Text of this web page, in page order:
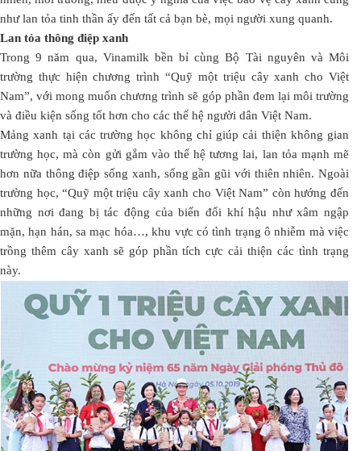
như lan tỏa tinh thần ấy đến tất cả bạn bè, mọi người xung quanh.
Lan tỏa thông điệp xanh
Trong 9 năm qua, Vinamilk bền bỉ cùng Bộ Tài nguyên và Môi
trường thực hiện chương trình “Quỹ một triệu cây xanh cho Việt
Nam”, với mong muốn chương trình sẽ góp phần đem lại môi trường
và điều kiện sống tốt hơn cho các thế hệ người dân Việt Nam.
Mảng xanh tại các trường học không chỉ giúp cải thiện không gian
trường học, mà còn gửi gắm vào thế hệ tương lai, lan tỏa mạnh mẽ
hơn nữa thông điệp sống xanh, sống gần gũi với thiên nhiên. Ngoài
trường học, “Quỹ một triệu cây xanh cho Việt Nam” còn hướng đến
những nơi đang bị tác động của biến đổi khí hậu như xâm ngập
mặn, hạn hán, sa mạc hóa…, khu vực có tình trạng ô nhiễm mà việc
trồng thêm cây xanh sẽ góp phần tích cực cải thiện các tình trạng
này.